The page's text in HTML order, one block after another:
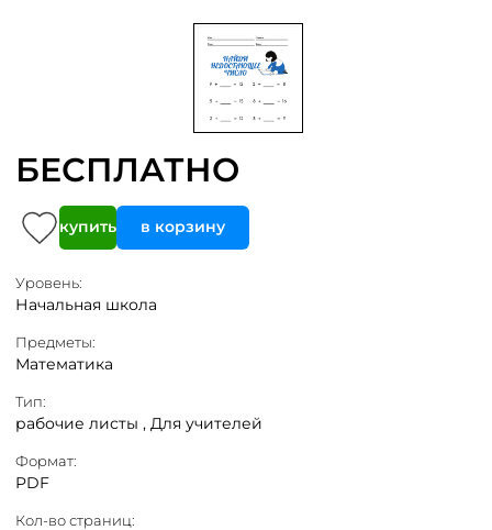
БЕСПЛАТНО
купить в корзину
Уровень:
Начальная школа
Предметы:
Математика
Тип:
рабочие листы , Для учителей
Формат:
PDF
Кол-во страниц: